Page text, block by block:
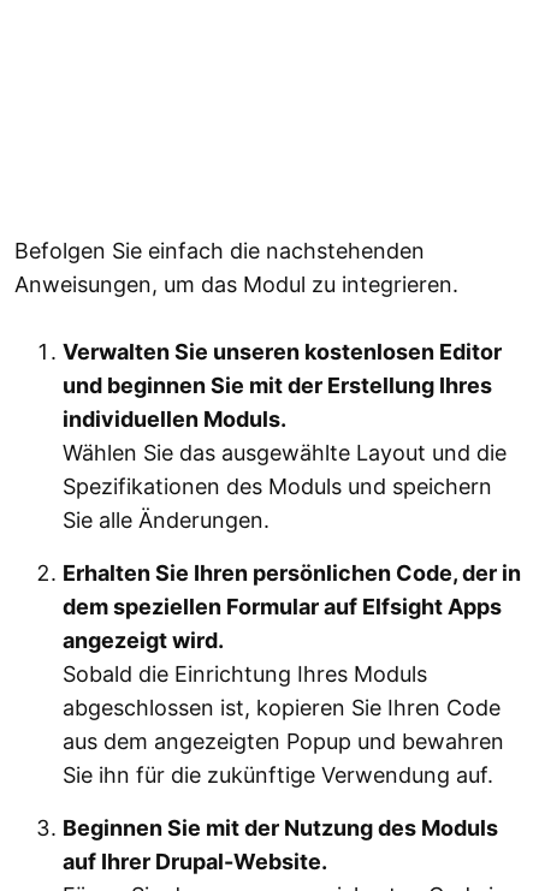
Befolgen Sie einfach die nachstehenden
Anweisungen, um das Modul zu integrieren.
Verwalten Sie unseren kostenlosen Editor
und beginnen Sie mit der Erstellung Ihres
individuellen Moduls.
Wählen Sie das ausgewählte Layout und die
Spezifikationen des Moduls und speichern
Sie alle Änderungen.
Erhalten Sie Ihren persönlichen Code, der in
dem speziellen Formular auf Elfsight Apps
angezeigt wird.
Sobald die Einrichtung Ihres Moduls
abgeschlossen ist, kopieren Sie Ihren Code
aus dem angezeigten Popup und bewahren
Sie ihn für die zukünftige Verwendung auf.
Beginnen Sie mit der Nutzung des Moduls
auf Ihrer Drupal-Website.